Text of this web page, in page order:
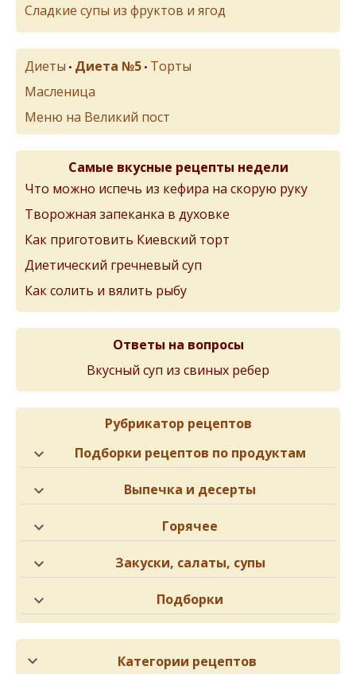
Сладкие супы из фруктов и ягод
Диеты • Диета №5 • Торты
Масленица
Меню на Великий пост
Самые вкусные рецепты недели
Что можно испечь из кефира на скорую руку
Творожная запеканка в духовке
Как приготовить Киевский торт
Диетический гречневый суп
Как солить и вялить рыбу
Ответы на вопросы
Вкусный суп из свиных ребер
Рубрикатор рецептов
Подборки рецептов по продуктам
Выпечка и десерты
Горячее
Закуски, салаты, супы
Подборки
Категории рецептов